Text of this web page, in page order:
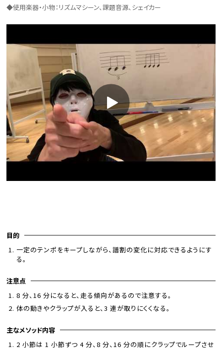
◆使用楽器・小物：リズムマシーン、課題音源、シェイカー
目的
一定のテンポをキープしながら、譜割の変化に対応できるようにす
る。
注意点
8 分、16 分になると、走る傾向があるので注意する。
体の動きやクラップが入ると、3 連が取りにくくなる。
主なメソッド内容
2 小節は 1 小節ずつ 4 分、8 分、16 分の順にクラップでループさせ